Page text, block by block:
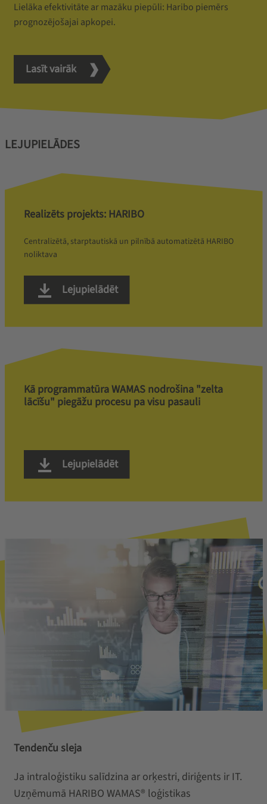
Lielāka efektivitāte ar mazāku piepūli: Haribo piemērs
prognozējošajai apkopei.
Lasīt vairāk
LEJUPIELĀDES
Realizēts projekts: HARIBO
Centralizētā, starptautiskā un pilnībā automatizētā HARIBO
noliktava
Lejupielādēt
Kā programmatūra WAMAS nodrošina "zelta
lācīšu" piegāžu procesu pa visu pasauli
Lejupielādēt
Tendenču sleja
Ja intraloģistiku salīdzina ar orķestri, diriģents ir IT.
Uzņēmumā HARIBO WAMAS® loģistikas